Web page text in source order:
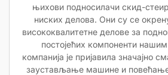
њихови подносилачи скид-
ниских делова. Они су се
висококвалитетне делове за
постојећих компоненти
компанија је пријавила значајно
заустављање машине и